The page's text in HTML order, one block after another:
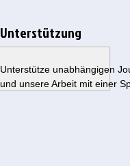
Unterstütze unabhängigen
und unsere Arbeit mit einer
Unterstützung